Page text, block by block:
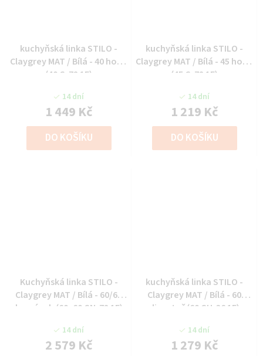
kuchyňská linka STILO -
Claygrey MAT / Bílá - 40 horní
(40 G-72 1F)
14 dní
1 449 Kč
DO KOŠÍKU
kuchyňská linka STILO -
Claygrey MAT / Bílá - 45 horní
(45 G-72 1F)
14 dní
1 219 Kč
DO KOŠÍKU
Kuchyňská linka STILO -
Claygrey MAT / Bílá - 60/60
horní roh (60x60 GN-72 1F)
14 dní
2 579 Kč
kuchyňská linka STILO -
Claygrey MAT / Bílá - 60
digestoř (60 GU-36 1F)
14 dní
1 279 Kč